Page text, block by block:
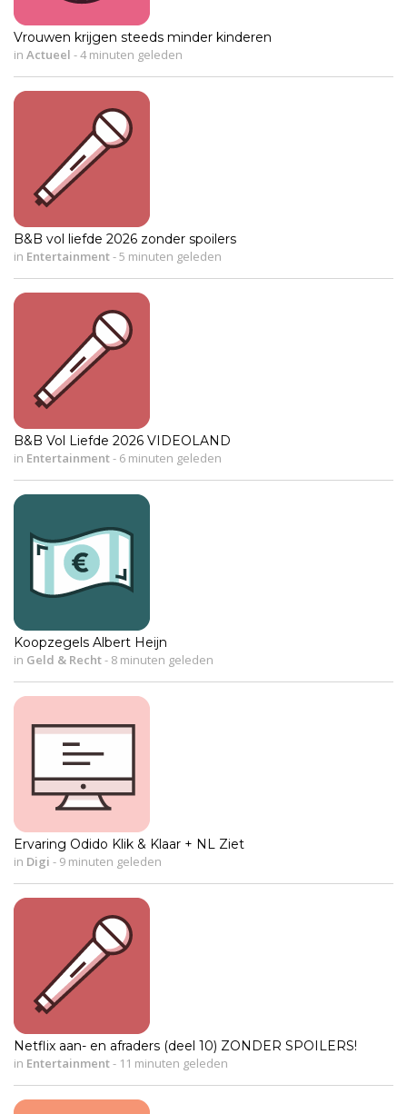
Vrouwen krijgen steeds minder kinderen
in Actueel -4 minuten geleden
B&B vol liefde 2026 zonder spoilers
in Entertainment-5 minuten geleden
B&B Vol Liefde 2026 VIDEOLAND
in Entertainment- 6 minuten geleden
Koopzegels Albert Heijn
in Geld & Recht- 8 minuten geleden
Ervaring Odido Klik & Klaar + NL Ziet
in Digi - 9 minuten geleden
Netflix aan- en afraders (deel 10) ZONDER SPOILERS!
in Entertainment- 11 minuten geleden